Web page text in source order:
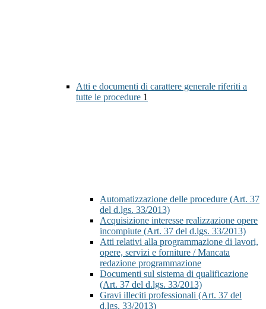
Atti e documenti di carattere generale riferiti a
tutte le procedure 1
Automatizzazione delle procedure (Art. 37
del d.lgs. 33/2013)
Acquisizione interesse realizzazione opere
incompiute (Art. 37 del d.lgs. 33/2013)
Atti relativi alla programmazione di lavori,
opere, servizi e forniture / Mancata
redazione programmazione
Documenti sul sistema di qualificazione
(Art. 37 del d.lgs. 33/2013)
Gravi illeciti professionali (Art. 37 del
d.lgs. 33/2013)